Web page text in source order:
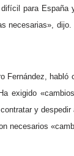
para
necesarias»,
Fernández,
exigido
y
necesarios